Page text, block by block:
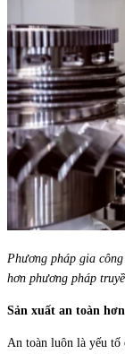
Phương pháp gia
hơn phương pháp
Sản xuất an toàn hơn
An toàn luôn là yếu